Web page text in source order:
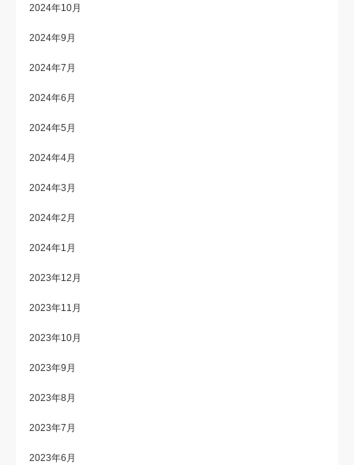
2024年10月
2024年9月
2024年7月
2024年6月
2024年5月
2024年4月
2024年3月
2024年2月
2024年1月
2023年12月
2023年11月
2023年10月
2023年9月
2023年8月
2023年7月
2023年6月